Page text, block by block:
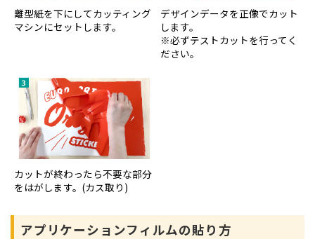
離型紙を下にしてカッティング
マシンにセットします。
デザインデータを正像でカット
します。
※必ずテストカットを行ってく
ださい。
カットが終わったら不要な部分
をはがします。(カス取り)
アプリケーションフィルムの貼り方